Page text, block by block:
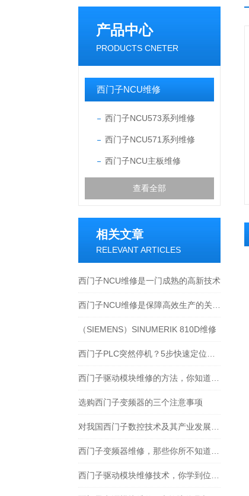
产品中心
PRODUCTS CNETER
西门子NCU维修
西门子NCU573系列维修
西门子NCU571系列维修
西门子NCU主板维修
查看全部
相关文章
RELEVANT ARTICLES
西门子NCU维修是一门成熟的高新技术
（SIEMENS）SINUMERIK 810D维修
选购西门子变频器的三个注意事项